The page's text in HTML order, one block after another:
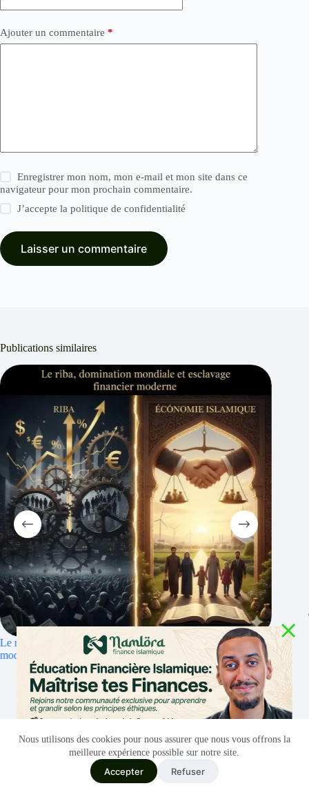
Nous utilisons des cookies pour nous assurer que nous vous offrons la
meilleure expérience possible sur notre site.
Accepter Refuser
Ajouter un commentaire *
Enregistrer mon nom, mon e-mail et mon site dans ce
navigateur pour mon prochain commentaire.
J’accepte lapolitique de confidentialité
Laisser un commentaire
Publications similaires
financier
Riba et inflation : islamique pour protéger le
septembre 30, 2025
Construisons ensemble un
avenir sans riba